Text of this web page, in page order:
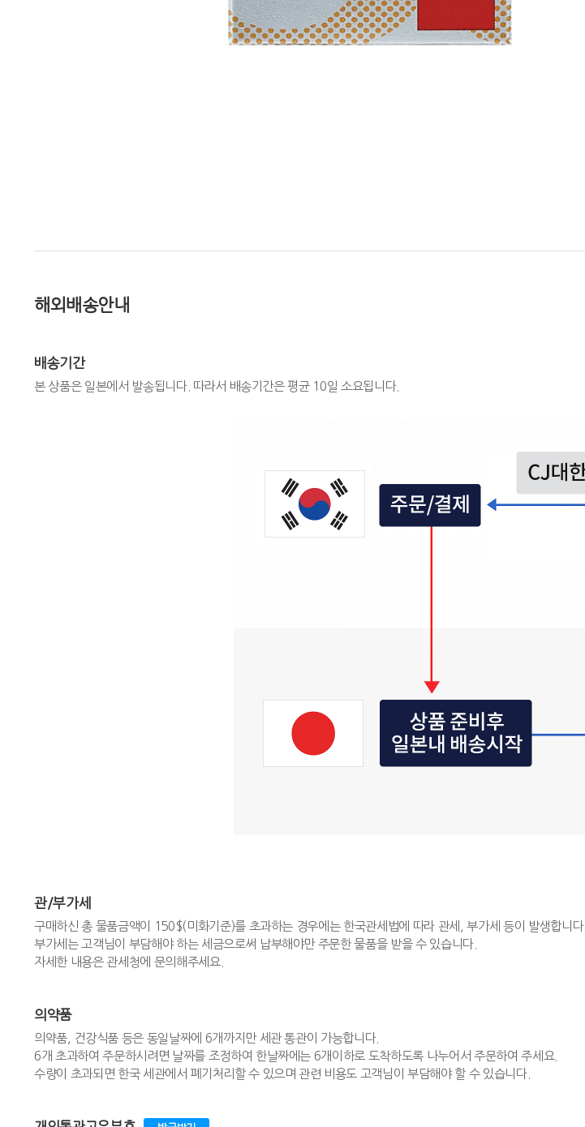
해외배송안내
배송기간
본 상품은 일본에서 발송됩니다. 따라서 배송기간은 평균 10일 소요됩니다.
관/부가세
구매하신 총 물품금액이 150$(미화기준)를 초과하는 경우에는 한국관세법에 따라 관세, 부가세 등이 발생합니다.
부가세는 고객님이 부담해야 하는 세금으로써 납부해야만 주문한 물품을 받을 수 있습니다.
자세한 내용은 관세청에 문의해주세요.
의약품
의약품, 건강식품 등은 동일날짜에 6개까지만 세관 통관이 가능합니다.
6개 초과하여 주문하시려면 날짜를 조정하여 한날짜에는 6개이하로 도착하도록 나누어서 주문하여 주세요.
수량이 초과되면 한국 세관에서 폐기처리할 수 있으며 관련 비용도 고객님이 부담해야 할 수 있습니다.